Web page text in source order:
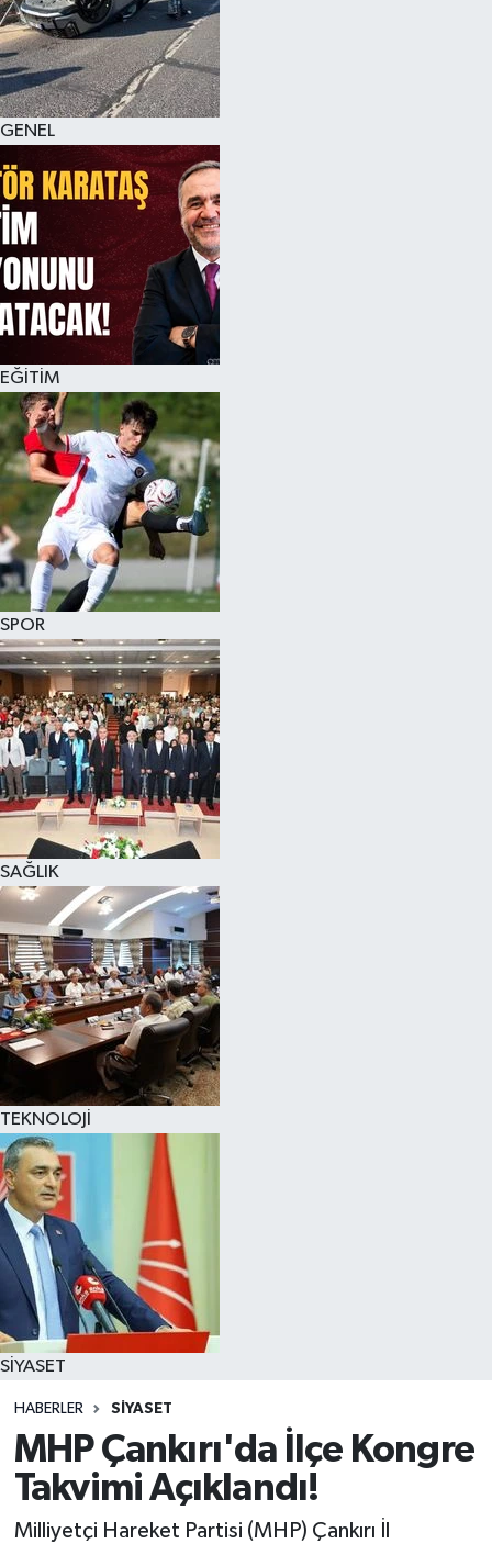
GENEL
EĞİTİM
SPOR
SAĞLIK
TEKNOLOJİ
SİYASET
HABERLER SİYASET
MHP Çankırı'da İlçe Kongre
Takvimi Açıklandı!
Milliyetçi Hareket Partisi (MHP) Çankırı İl
KÜLTÜR SANAT
MAGAZİN
SAĞLIK
SİYASET
SPOR
TEKNOLOJİ
VİZYONDAKİLER
YAŞAM